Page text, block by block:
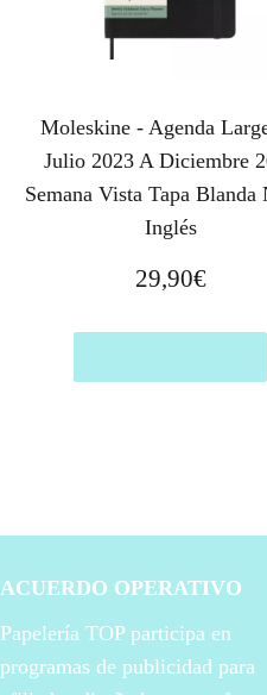
Moleskine - Agenda
Julio 2023 A Diciembre
Semana Vista Tapa Blanda
Inglés
29,90€
ACUERDO OPERATIVO
Papelería TOP participa en
programas de publicidad para